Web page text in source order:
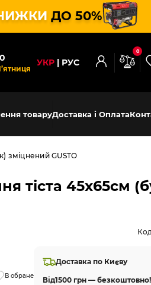
ДО 50%
УКР РУС
0
товаруДоставка і Оплата
зміцнений GUSTO
тіста 45х65см
В обране
Доставка по Києву
Від1500 грн — безкоштовно!